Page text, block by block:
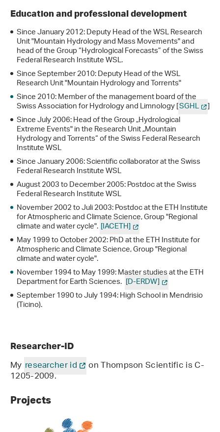
Education and professional development
Since January 2012: Deputy Head of the WSL Research
Unit "Mountain Hydrology and Mass Movements" and
head of the Group “Hydrological Forecasts” of the Swiss
Federal Research Institute WSL.
Since September 2010: Deputy Head of the WSL
Research Unit "Mountain Hydrology and Torrents"
Since 2010: Member of the management board of the
Swiss Association for Hydrology and Limnology [SGHL ]
Since July 2006: Head of the Group „Hydrological
Extreme Events" in the Research Unit „Mountain
Hydrology and Torrents“ of the Swiss Federal Research
Institute WSL
Since January 2006: Scientific collaborator at the Swiss
Federal Research Institute WSL
August 2003 to December 2005: Postdoc at the Swiss
Federal Research Institute WSL
November 2002 to Juli 2003: Postdoc at the ETH Institute
for Atmospheric and Climate Science, Group "Regional
climate and water cycle".[IACETH]
May 1999 to October 2002: PhD at the ETH Institute for
Atmospheric and Climate Science, Group "Regional
climate and water cycle".
November 1994 to May 1999: Master studies at the ETH
Department for Earth Sciences. [D-ERDW]
September 1990 to July 1994: High School in Mendrisio
(Ticino).
Researcher-ID
My researcher id on Thompson Scientific is C-
1205-2009.
Projects